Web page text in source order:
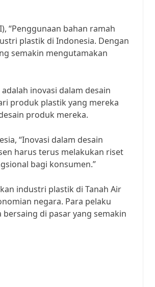
“Penggunaan bahan ramah
plastik di Indonesia. Dengan
semakin mengutamakan
inovasi dalam desain
produk plastik yang mereka
produk mereka.
“Inovasi dalam desain
harus terus melakukan riset
bagi konsumen.”
industri plastik di Tanah Air
negara. Para pelaku
di pasar yang semakin